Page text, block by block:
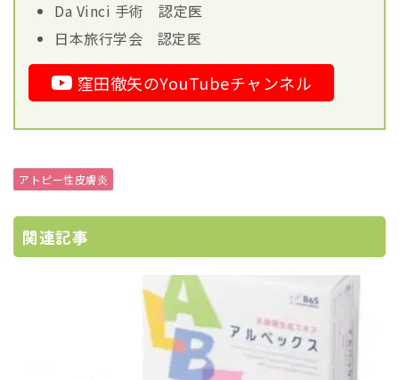
Da Vinci 手術 認定医
日本旅行学会 認定医
窪田徹矢のYouTubeチャンネル
アトピー性皮膚炎
関連記事